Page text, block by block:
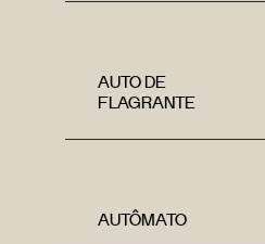
AUTO DE
FLAGRANTE
AUTÔMATO